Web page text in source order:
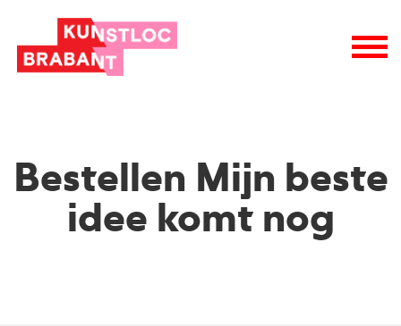
wie is wie
Bestellen Mijn beste
idee komt nog